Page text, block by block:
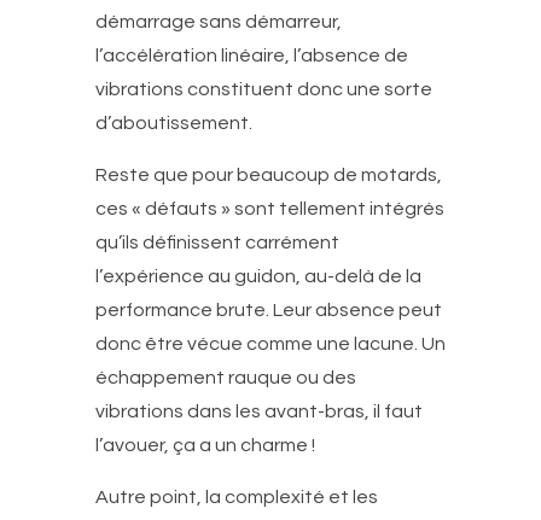
démarrage sans démarreur,
l’accélération linéaire, l’absence de
vibrations constituent donc une sorte
d’aboutissement.
Reste que pour beaucoup de motards,
ces « défauts » sont tellement intégrés
qu’ils définissent carrément
l’expérience au guidon, au-delà de la
performance brute. Leur absence peut
donc être vécue comme une lacune. Un
échappement rauque ou des
vibrations dans les avant-bras, il faut
l’avouer, ça a un charme !
Autre point, la complexité et les